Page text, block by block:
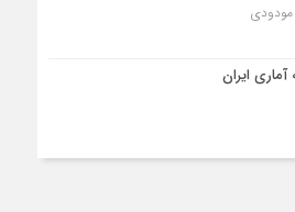
آماری ایران